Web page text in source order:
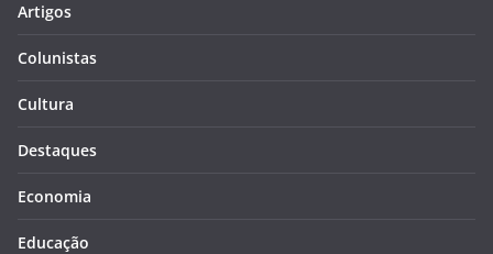
Artigos
Colunistas
Cultura
Destaques
Economia
Educação